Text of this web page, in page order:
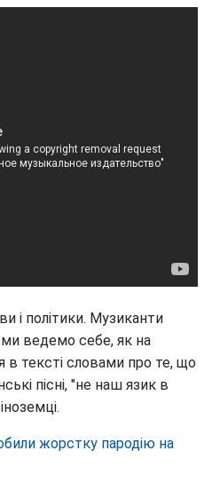
і політики. Музиканти
ведемо себе, як на
в тексті словами про те, що
пісні, "не наш язик в
жорстку пародію на